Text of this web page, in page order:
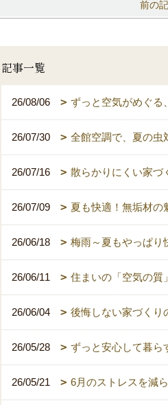
前の
記事一覧
26/08/06 ずっと空気がめぐる
26/07/30 全館空調で、夏の虫
26/07/16 散らかりにくい家づ
26/07/09 夏も快適！無垢材の
26/06/18 梅雨～夏もやっぱり
26/06/11 住まいの「空気の質
26/06/04 後悔しない家づくり
26/05/28 ずっと安心して暮ら
26/05/21 6月のストレスを減